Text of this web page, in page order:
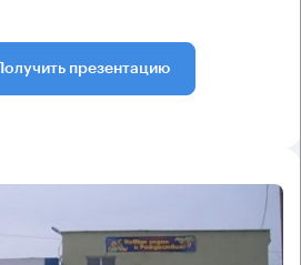
Получить презентацию